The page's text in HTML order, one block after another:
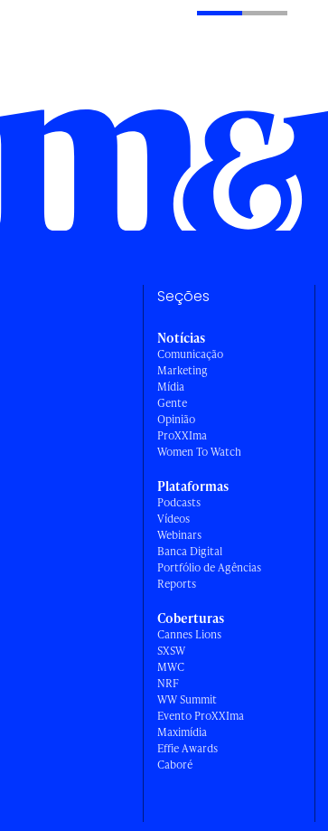
Seções
Notícias
Comunicação
Marketing
Mídia
Gente
Opinião
ProXXIma
Women To Watch
Plataformas
Podcasts
Vídeos
Webinars
Banca Digital
Portfólio de Agências
Reports
Coberturas
Cannes Lions
SXSW
MWC
NRF
WW Summit
Evento ProXXIma
Maximídia
Effie Awards
Caboré